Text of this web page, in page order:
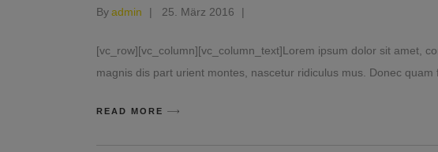
Byadmin 25. März 2016
[vc_row][vc_column][vc_column_text]Lorem ipsum dolor sit amet,
magnis dis part urient montes, nascetur ridiculus mus. Donec
READ MORE